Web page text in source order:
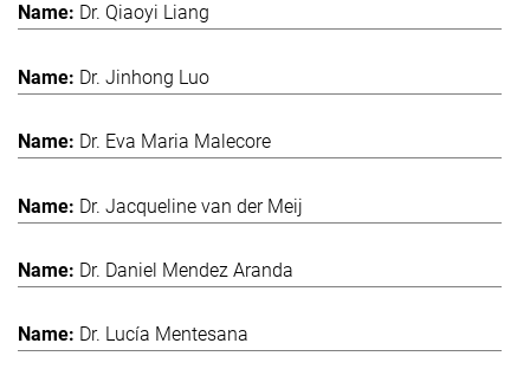
Dr. Qiaoyi Liang
Dr. Jinhong Luo
Dr. Eva Maria Malecore
Dr. Jacqueline van der Meij
Dr. Daniel Mendez Aranda
Dr. Lucía Mentesana